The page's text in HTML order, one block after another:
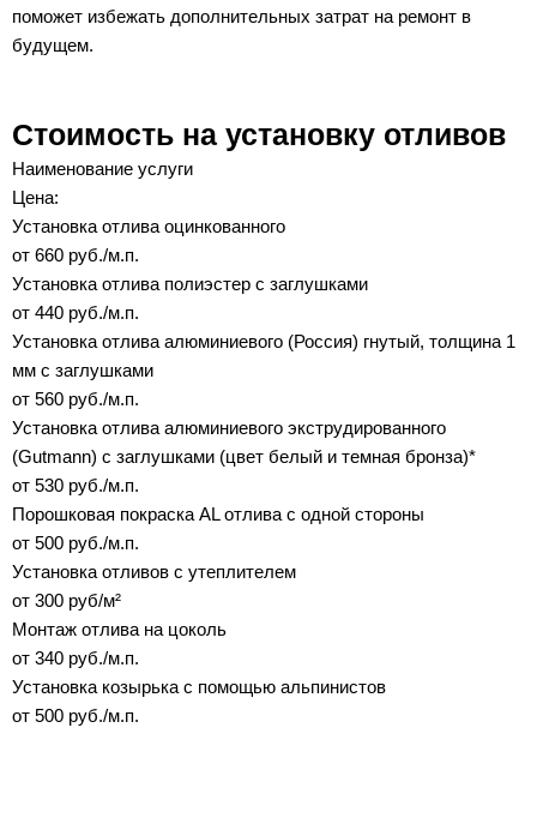
поможет избежать дополнительных затрат на ремонт в
будущем.
Стоимость на установку отливов
Наименование услуги
Цена:
Установка отлива оцинкованного
от 660 руб./м.п.
Установка отлива полиэстер с заглушками
от 440 руб./м.п.
Установка отлива алюминиевого (Россия) гнутый, толщина 1
мм с заглушками
от 560 руб./м.п.
Установка отлива алюминиевого экструдированного
(Gutmann) с заглушками (цвет белый и темная бронза)*
от 530 руб./м.п.
Порошковая покраска AL отлива с одной стороны
от 500 руб./м.п.
Установка отливов с утеплителем
от 300 руб/м²
Монтаж отлива на цоколь
от 340 руб./м.п.
Установка козырька с помощью альпинистов
от 500 руб./м.п.